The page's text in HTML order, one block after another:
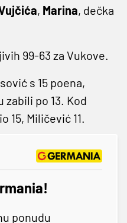
, Marina, dečka
99-63 za Vukove.
s 15 poena,
zabili po 13. Kod
15, Miličević 11.
ponudu